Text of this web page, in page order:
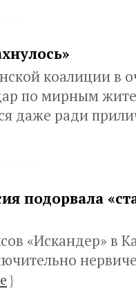
коалиции в
по мирным
даже ради
подорвала
«Искандер» в
}